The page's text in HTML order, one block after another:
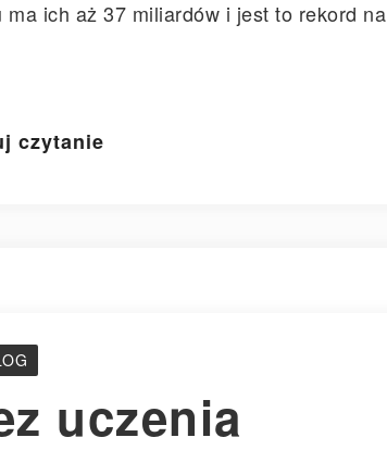
ich aż 37 miliardów i jest to rekord na
czytanie
uczenia